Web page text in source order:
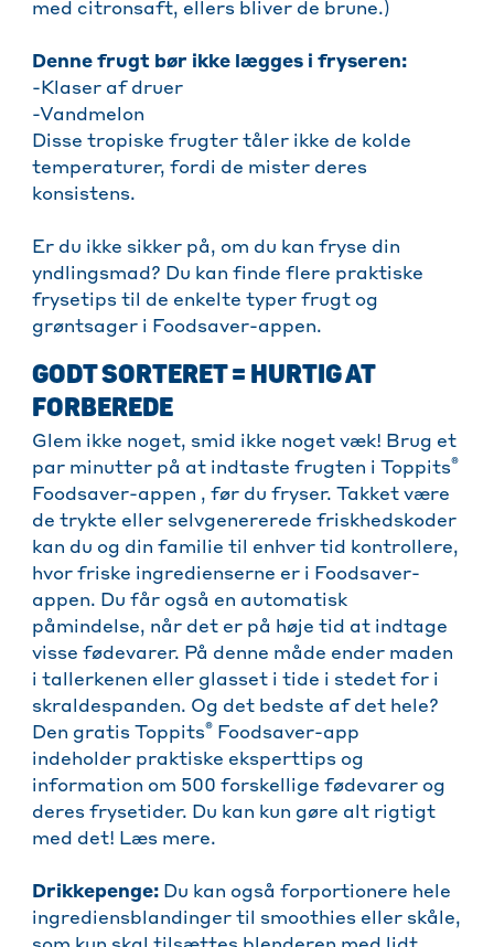
med citronsaft, ellers bliver de brune.)
Denne frugt bør ikke lægges i fryseren:
-Klaser af druer
-Vandmelon
Disse tropiske frugter tåler ikke de kolde
temperaturer, fordi de mister deres
konsistens.
Er du ikke sikker på, om du kan fryse din
yndlingsmad? Du kan finde flere praktiske
frysetips til de enkelte typer frugt og
grøntsager i Foodsaver-appen.
GODT SORTERET = HURTIG AT
FORBEREDE
Glem ikke noget, smid ikke noget væk! Brug et
par minutter på at indtaste frugten i Toppits®
Foodsaver-appen , før du fryser. Takket være
de trykte eller selvgenererede friskhedskoder
kan du og din familie til enhver tid kontrollere,
hvor friske ingredienserne er i Foodsaver-
appen. Du får også en automatisk
påmindelse, når det er på høje tid at indtage
visse fødevarer. På denne måde ender maden
i tallerkenen eller glasset i tide i stedet for i
skraldespanden. Og det bedste af det hele?
Den gratis Toppits® Foodsaver-app
indeholder praktiske eksperttips og
information om 500 forskellige fødevarer og
deres frysetider. Du kan kun gøre alt rigtigt
med det! Læs mere.
Drikkepenge: Du kan også forportionere hele
ingrediensblandinger til smoothies eller skåle,